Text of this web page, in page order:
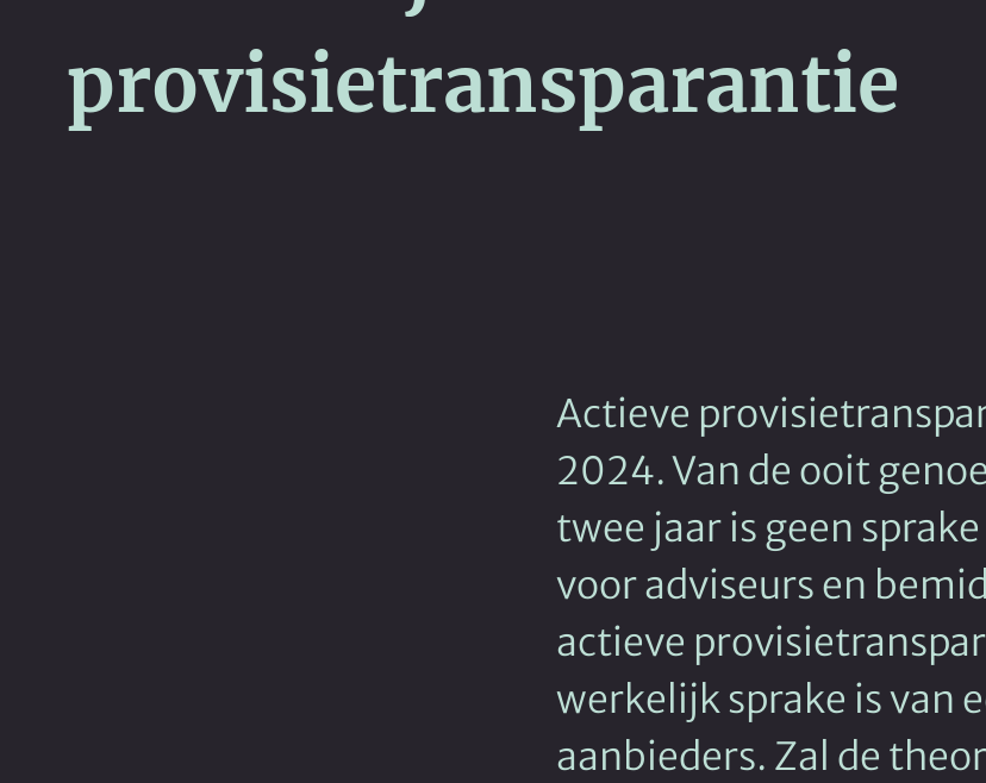
provisietransparantie
Actieve
2024. Van de ooit
twee jaar is geen
voor adviseurs en
actieve
werkelijk sprake is van
aanbieders. Zal de